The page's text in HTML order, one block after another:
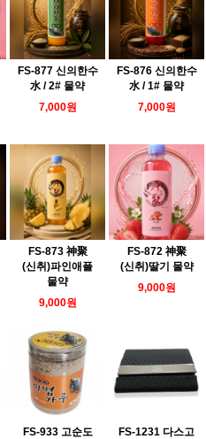
FS-877 신의한수
水 / 2# 물약
7,000원
FS-876 신의한수
水 / 1# 물약
7,000원
FS-873 神聚
(신취)파인애플
물약
9,000원
FS-872 神聚
(신취)딸기 물약
9,000원
FS-933 고순도
FS-1231 다스고